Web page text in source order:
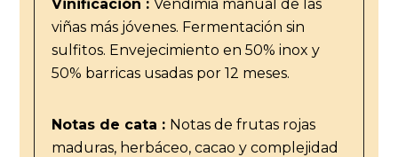
Vinificación : Vendimia manual de las
viñas más jóvenes. Fermentación sin
sulfitos. Envejecimiento en 50% inox y
50% barricas usadas por 12 meses.
Notas de cata : Notas de frutas rojas
maduras, herbáceo, cacao y complejidad